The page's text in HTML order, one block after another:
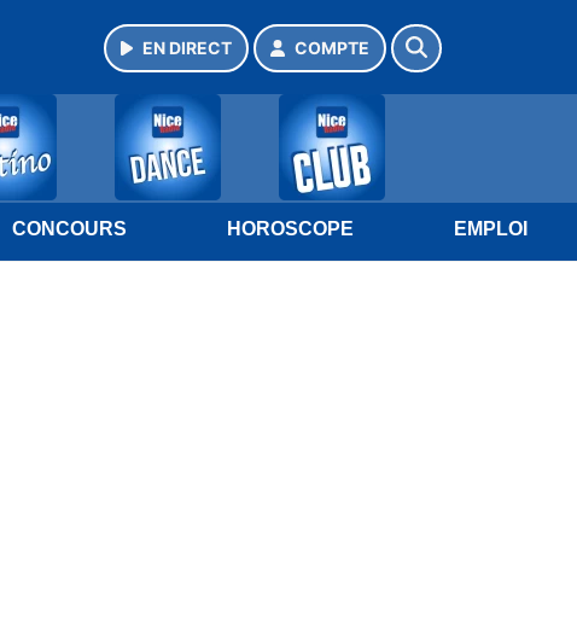
EN DIRECT COMPTE
CONCOURS HOROSCOPE EMPLOI